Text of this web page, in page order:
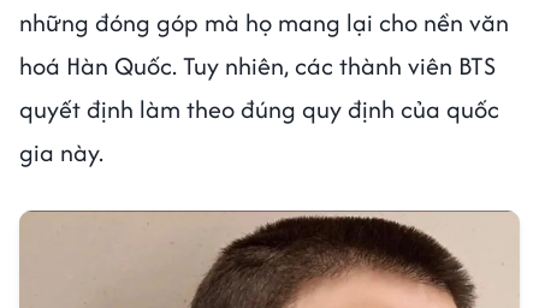
những đóng góp mà họ mang lại cho nền văn
hoá Hàn Quốc. Tuy nhiên, các thành viên BTS
quyết định làm theo đúng quy định của quốc
gia này.